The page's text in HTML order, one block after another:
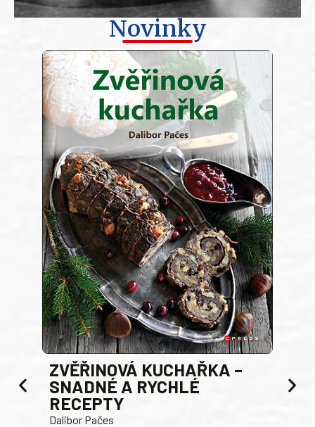
Novinky
ZVĚŘINOVÁ KUCHAŘKA –
SNADNÉ A RYCHLÉ
RECEPTY
Dalibor Pačes